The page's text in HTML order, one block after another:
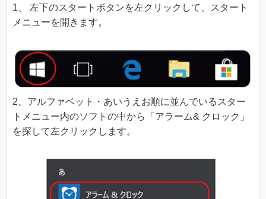
1、 左下のスタートボタンを左クリックして、スタート
メニューを開きます。
2、アルファベット・あいうえお順に並んでいるスター
トメニュー内のソフトの中から「アラーム& クロック」
を探して左クリックします。